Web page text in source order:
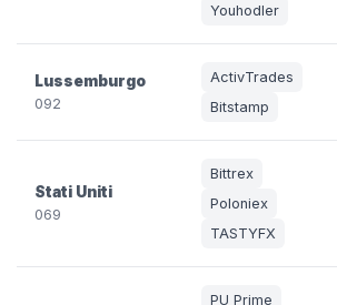
Youhodler
Lussemburgo
092
ActivTrades
Bitstamp
Stati Uniti
069
Bittrex
Poloniex
TASTYFX
PU Prime